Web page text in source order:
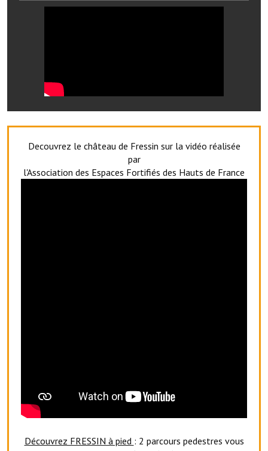
Maison des services et des associations fressinoises
La société musicale de l'Avenir Fressinois
La troupe théâtrale de l'Avenir Fressinois
La société de chasse
Decouvrez le château de Fressin sur la vidéo réalisée
par
l'Association des Espaces Fortifiés des Hauts de France
Découvrez FRESSIN à pied : 2 parcours pedestres vous